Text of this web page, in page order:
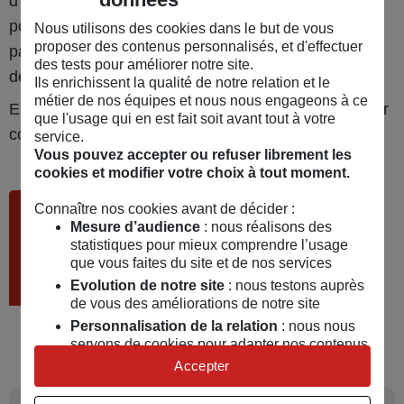
pour l'immatriculer et pouvoir circuler en France,
passer la visite afin de pouvoir faire le changement
de titulaire sur la carte grise.
En cas de souci majeur, vous pourrez vous retourner
contre le vendeur.
C’est pourquoi, si vous êtes un
particulier, il est aussi bien déconseillé
de vendre que d'acheter une voiture
sans contrôle technique.
Nous utilisons des cookies dans le but de vous
proposer des contenus personnalisés, et d'effectuer
des tests pour améliorer notre site.
Ils enrichissent la qualité de notre relation et le
métier de nos équipes et nous nous engageons à ce
que l'usage qui en est fait soit avant tout à votre
service.
Vous pouvez accepter ou refuser librement les
cookies et modifier votre choix à tout moment.
Connaître nos cookies avant de décider :
Mesure d’audience: nous réalisons des
statistiques pour mieux comprendre l’usage
que vous faites du site et de nos services
Evolution de notre site: nous testons auprès
de vous des améliorations de notre site
Personnalisation de la relation : nous nous
servons de cookies pour adapter nos contenus
et personnaliser nos offres
Univers publicitaire: nous utilisons avec nos
Accepter